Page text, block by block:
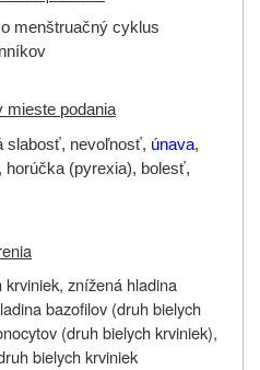
menštruačný cyklus
mieste podania
slabosť, nevoľnosť, únava,
horúčka (pyrexia), bolesť,
znížená hladina
bazofilov (druh bielych
(druh bielych krviniek),
bielych krviniek